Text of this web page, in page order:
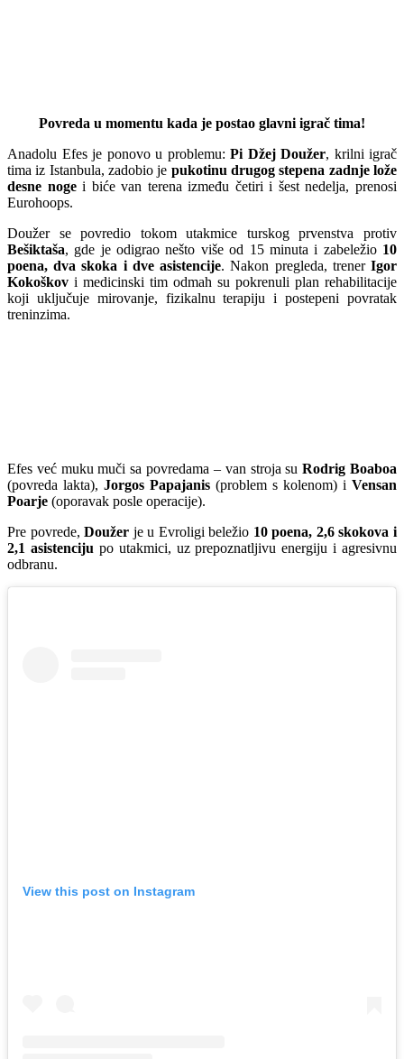
Povreda u momentu kada je postao glavni igrač tima!
Anadolu Efes je ponovo u problemu: Pi Džej Doužer, krilni igrač
tima iz Istanbula, zadobio je pukotinu drugog stepena zadnje lože
desne nogei biće van terena između četiri i šest nedelja, prenosi
Eurohoops.
Doužer se povredio tokom utakmice turskog prvenstva protiv
Bešiktaša, gde je odigrao nešto više od 15 minuta i zabeležio 10
poena, dva skoka i dve asistencije. Nakon pregleda, trenerIgor
Kokoškov i medicinski tim odmah su pokrenuli plan rehabilitacije
koji uključuje mirovanje, fizikalnu terapiju i postepeni povratak
treninzima.
Efes već muku muči sa povredama – van stroja suRodrig Boaboa
(povreda lakta), Jorgos Papajanis (problem s kolenom) i Vensan
Poarje (oporavak posle operacije).
Pre povrede,Doužer je u Evroligi beležio 10 poena, 2,6 skokova i
2,1 asistenciju po utakmici, uz prepoznatljivu energiju i agresivnu
odbranu.
View this post on Instagram